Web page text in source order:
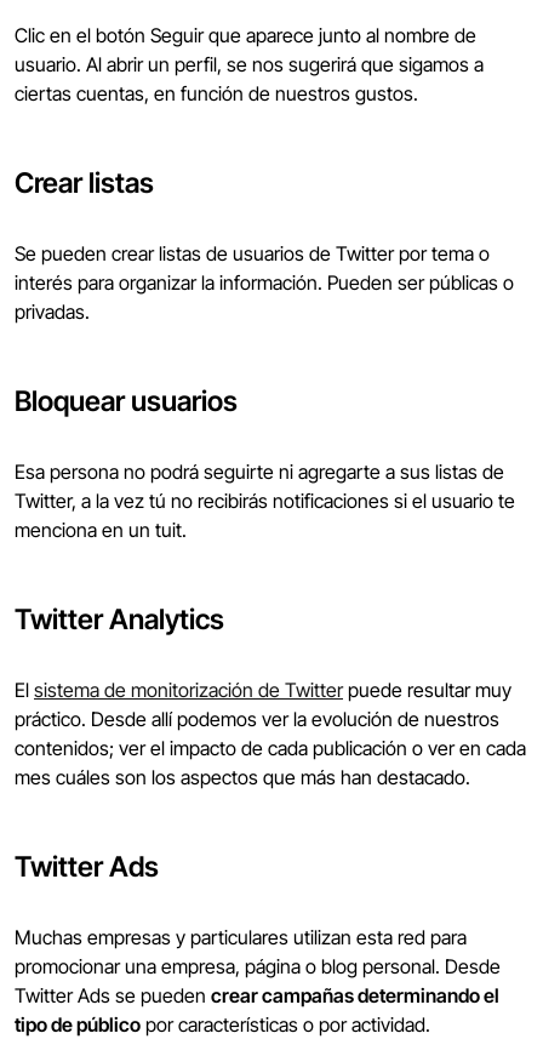
Clic en el botón Seguir que aparece junto al nombre de
usuario. Al abrir un perfil, se nos sugerirá que sigamos a
ciertas cuentas, en función de nuestros gustos.
Crear listas
Se pueden crear listas de usuarios de Twitter por tema o
interés para organizar la información. Pueden ser públicas o
privadas.
Bloquear usuarios
Esa persona no podrá seguirte ni agregarte a sus listas de
Twitter, a la vez tú no recibirás notificaciones si el usuario te
menciona en un tuit.
Twitter Analytics
El sistema de monitorización de Twitterpuede resultar muy
práctico. Desde allí podemos ver la evolución de nuestros
contenidos; ver el impacto de cada publicación o ver en cada
mes cuáles son los aspectos que más han destacado.
Twitter Ads
Muchas empresas y particulares utilizan esta red para
promocionar una empresa, página o blog personal. Desde
Twitter Ads se pueden crear campañas determinando el
tipo de público por características o por actividad.